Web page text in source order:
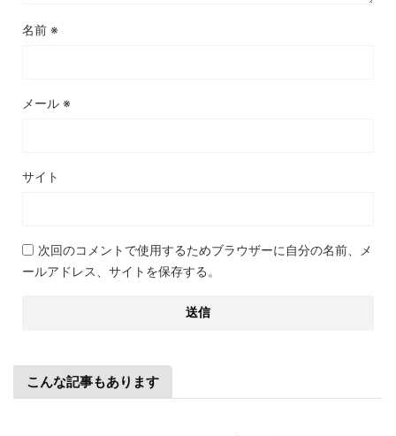
名前 ※
メール ※
サイト
次回のコメントで使用するためブラウザーに自分の名前、メ
ールアドレス、サイトを保存する。
こんな記事もあります